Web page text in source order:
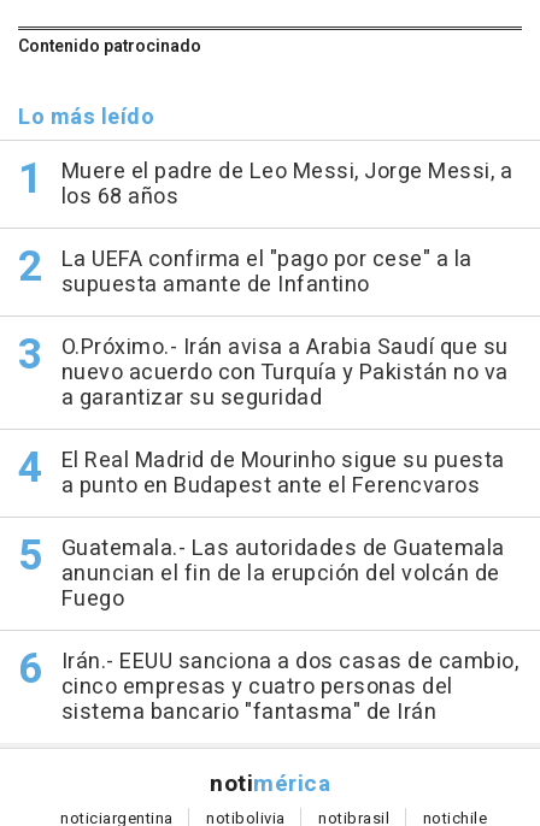
Contenido patrocinado
Lo más leído
Muere el padre de Leo Messi, Jorge Messi, a
los 68 años
La UEFA confirma el "pago por cese" a la
supuesta amante de Infantino
O.Próximo.- Irán avisa a Arabia Saudí que su
nuevo acuerdo con Turquía y Pakistán no va
a garantizar su seguridad
El Real Madrid de Mourinho sigue su puesta
a punto en Budapest ante el Ferencvaros
Guatemala.- Las autoridades de Guatemala
anuncian el fin de la erupción del volcán de
Fuego
Irán.- EEUU sanciona a dos casas de cambio,
cinco empresas y cuatro personas del
sistema bancario "fantasma" de Irán
notimérica
noticiargentina notibolivia notibrasil notichile